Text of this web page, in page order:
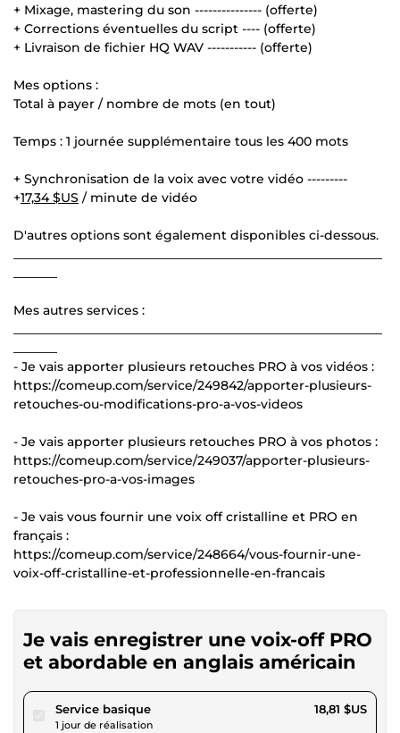
+ Mixage, mastering du son --------------- (offerte)
+ Corrections éventuelles du script ---- (offerte)
+ Livraison de fichier HQ WAV ----------- (offerte)
Mes options :
Total à payer / nombre de mots (en tout)
Temps : 1 journée supplémentaire tous les 400 mots
+ Synchronisation de la voix avec votre vidéo ---------
+17,34 $US / minute de vidéo
D'autres options sont également disponibles ci-dessous.
Mes autres services :
- Je vais apporter plusieurs retouches PRO à vos vidéos :
https://comeup.com/service/249842/apporter-plusieurs-
retouches-ou-modifications-pro-a-vos-videos
- Je vais apporter plusieurs retouches PRO à vos photos :
https://comeup.com/service/249037/apporter-plusieurs-
retouches-pro-a-vos-images
- Je vais vous fournir une voix off cristalline et PRO en
français :
https://comeup.com/service/248664/vous-fournir-une-
voix-off-cristalline-et-professionnelle-en-francais
Je vais enregistrer une voix-off PRO
et abordable en anglais américain
Service basiquepour 17,34 $US
1 jour de réalisation
18,81 $US